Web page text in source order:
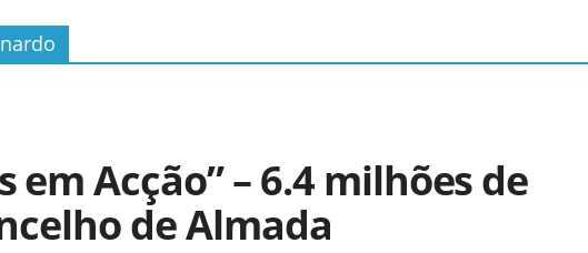
em Acção” – 6.4 milhões de
de Almada